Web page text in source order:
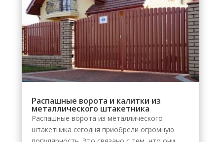
Распашные ворота и калитки из
металлического штакетника
Распашные ворота из металлического
штакетника сегодня приобрели огромную